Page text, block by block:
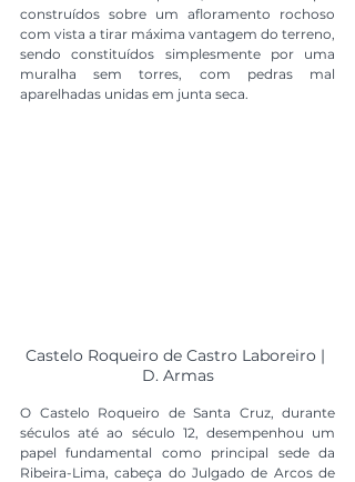
construídos sobre um afloramento rochoso
com vista a tirar máxima vantagem do terreno,
sendo constituídos simplesmente por uma
muralha sem torres, com pedras mal
aparelhadas unidas em junta seca.
Castelo Roqueiro de Castro Laboreiro |
D. Armas
O Castelo Roqueiro de Santa Cruz, durante
séculos até ao século 12, desempenhou um
papel fundamental como principal sede da
Ribeira-Lima, cabeça do Julgado de Arcos de